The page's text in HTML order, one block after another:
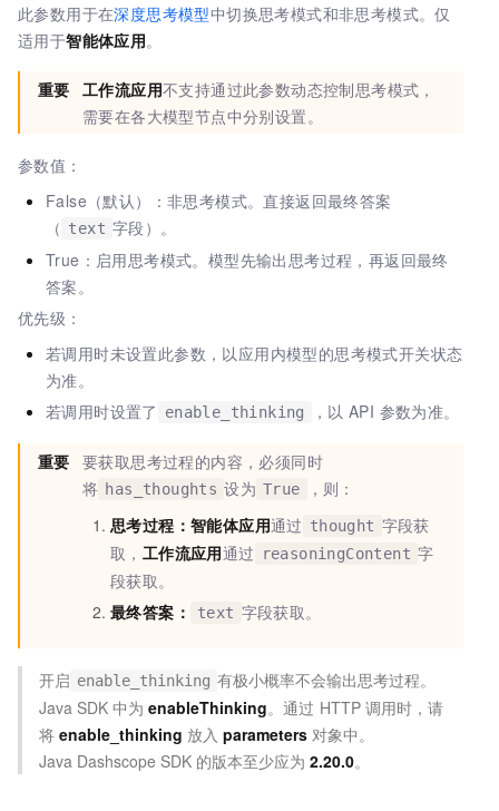
此参数用于在深度思考模型中切换思考模式和非思考模式。仅
适用于智能体应用。
重要 工作流应用不支持通过此参数动态控制思考模式，
需要在各大模型节点中分别设置。
参数值：
False（默认）：非思考模式。直接返回最终答案
（ text 字段）。
True：启用思考模式。模型先输出思考过程，再返回最终
答案。
优先级：
若调用时未设置此参数，以应用内模型的思考模式开关状态
为准。
若调用时设置了
enable_thinking ，以 API 参数为准。
重要 要获取思考过程的内容，必须同时
将 has_thoughts 设为 True
，则：
思考过程： 智能体应用通过 thought 字段获
取， 工作流应用通过 reasoningContent 字
段获取。
最终答案：
text 字段获取。
开启 enable_thinking 有极小概率不会输出思考过程。
Java SDK 中为 enableThinking。通过 HTTP 调用时，请
将 enable_thinking 放入 parameters 对象中。
Java Dashscope SDK 的版本至少应为 2.20.0。